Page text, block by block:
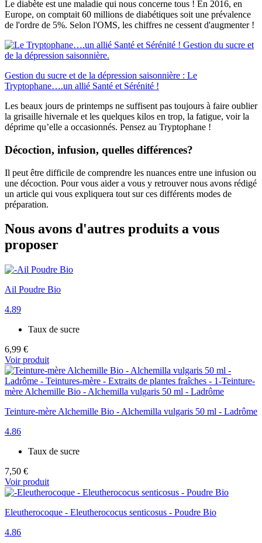
Le diabète est une maladie qui nous concerne tous ! En 2016, en
Europe, on comptait 60 millions de diabétiques soit une prévalence
de l'ordre de 5%. Selon l'OMS, les chiffres ne cessent d'augmenter !
Gestion du sucre et de la dépression saisonnière : Le
Tryptophane….un allié Santé et Sérénité !
Les beaux jours de printemps ne suffisent pas toujours à faire oublier
la grisaille hivernale et les quelques kilos en trop, la fatigue, voir la
déprime qu’elle a occasionnés. Pensez au Tryptophane !
Décoction, infusion, quelles différences?
Il peut être difficile de comprendre les nuances entre une infusion ou
une décoction. Pour vous aider a vous y retrouver nous avons rédigé
un article qui vous expliquera tout sur ces différents modes de
préparation.
Nous avons d'autres produits a vous
proposer
Ail Poudre Bio
4.89
Taux de sucre
6,99 €
Voir produit
Teinture-mère Alchemille Bio - Alchemilla vulgaris 50 ml - Ladrôme
4.86
Taux de sucre
7,50 €
Voir produit
Eleutherocoque - Eleutherococus senticosus - Poudre Bio
4.86